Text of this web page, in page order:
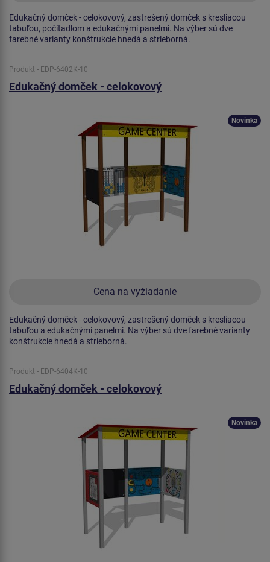
Edukačný domček - celokovový, zastrešený domček s kresliacou
tabuľou, počítadlom a edukačnými panelmi. Na výber sú dve
farebné varianty konštrukcie hnedá a strieborná.
Produkt - EDP-6402K-10
Edukačný domček - celokovový
Cena na vyžiadanie
Novinka
Edukačný domček - celokovový, zastrešený domček s kresliacou
tabuľou a edukačnými panelmi. Na výber sú dve farebné varianty
konštrukcie hnedá a strieborná.
Produkt - EDP-6404K-10
Edukačný domček - celokovový
Novinka